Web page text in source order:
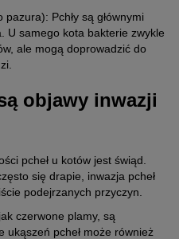
Pchły są głównymi
U samego kota bakterie zwykle
ale mogą doprowadzić do
objawy inwazji
pcheł u kotów jest świąd.
się drapie, inwazja pcheł
podejrzanych przyczyn.
czerwone plamy, są
ukąszeń pcheł może również